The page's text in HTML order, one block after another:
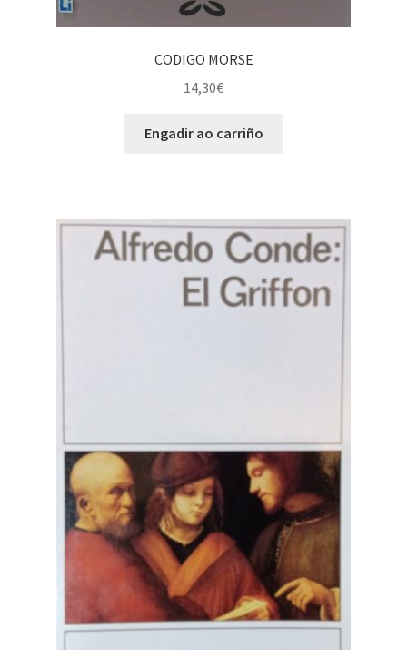
CODIGO MORSE
14,30€
Engadir ao carriño